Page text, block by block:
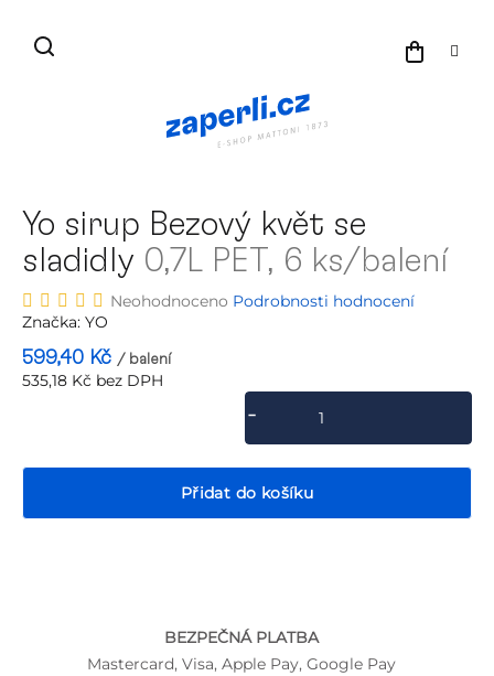
obsah
Yo sirup Bezový květ se
sladidly 0,7L PET, 6 ks/balení
Průměrné
je
0,0
Neohodnoceno Podrobnosti hodnocení
Značka: YO
599,40 Kč / balení
535,18 Kč bez DPH
Přidat do košíku
BEZPEČNÁ PLATBA
Mastercard, Visa, Apple Pay, Google Pay